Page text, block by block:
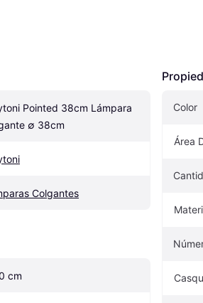
Pointed 38cm Lámpara
∅ 38cm
Colgantes
cm
Color
Área